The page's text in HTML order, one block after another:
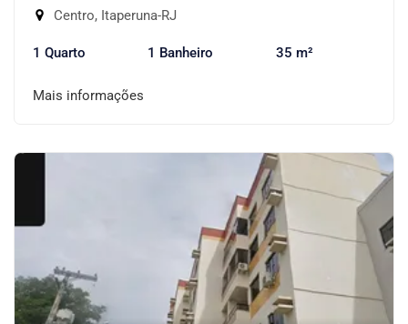
Centro, Itaperuna-RJ
1 Quarto 1 Banheiro 35 m²
Mais informações